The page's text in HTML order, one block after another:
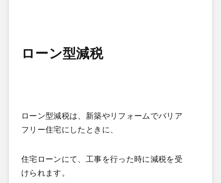
ローン型減税
ローン型減税は、新築やリフォームでバリア
フリー住宅にしたときに、
住宅ローンにて、工事を行った時に減税を受
けられます。